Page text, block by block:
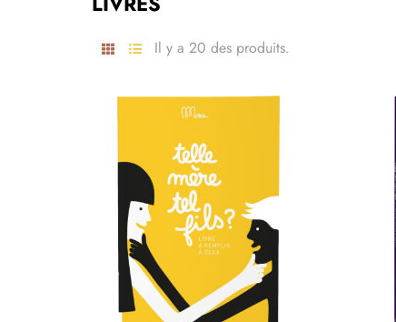
Il y a 20 des produits.